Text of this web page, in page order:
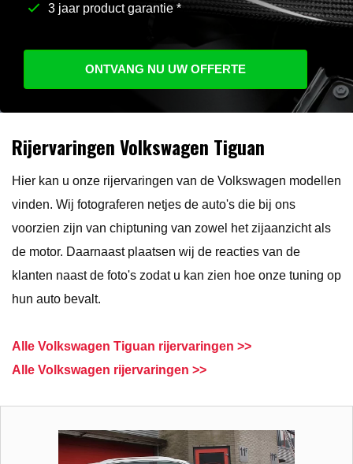
Rijervaringen Volkswagen Tiguan
Hier kan u onze rijervaringen van de Volkswagen modellen
vinden. Wij fotograferen netjes de auto's die bij ons
voorzien zijn van chiptuning van zowel het zijaanzicht als
de motor. Daarnaast plaatsen wij de reacties van de
klanten naast de foto's zodat u kan zien hoe onze tuning op
hun auto bevalt.
Alle Volkswagen Tiguan rijervaringen >>
Alle Volkswagen rijervaringen >>
3 jaar product garantie *
ONTVANG NU UW OFFERTE